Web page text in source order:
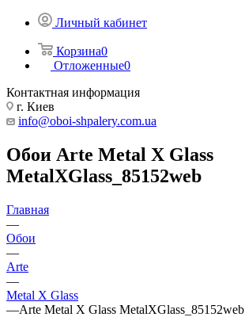
Личный кабинет
Корзина0
Отложенные0
Контактная информация
г. Киев
info@oboi-shpalery.com.ua
Обои Arte Metal X Glass
MetalXGlass_85152web
Главная
—
Обои
—
Arte
—
Metal X Glass
—Arte Metal X Glass MetalXGlass_85152web